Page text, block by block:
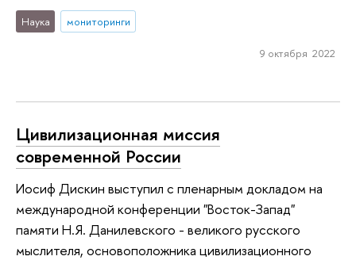
Наука мониторинги
9 октября 2022
Цивилизационная миссия
современной России
Иосиф Дискин выступил с пленарным докладом на
международной конференции "Восток-Запад"
памяти Н.Я. Данилевского - великого русского
мыслителя, основоположника цивилизационного